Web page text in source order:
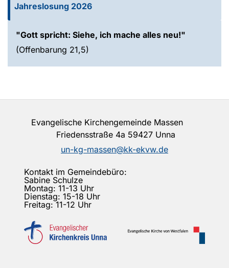
Jahreslosung 2026
"Gott spricht: Siehe, ich mache alles neu!"
(Offenbarung 21,5)
Evangelische Kirchengemeinde Massen
Friedensstraße 4a 59427 Unna
un-kg-massen@kk-ekvw.de
Kontakt im Gemeindebüro:
Sabine Schulze
Montag: 11-13 Uhr
Dienstag: 15-18 Uhr
Freitag: 11-12 Uhr